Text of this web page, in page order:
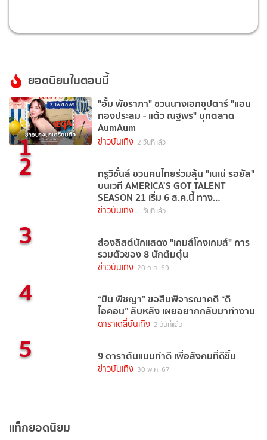
ยอดนิยมในตอนนี้
1
"อั้ม พัชราภา" ชวนนางเอกซุปตาร์ "แอน
ทองประสม - แต้ว ณฐพร" บุกตลาด
AumAum
ข่าวบันเทิง 2 วันที่แล้ว
2 ทรูวิชั่นส์ ชวนคนไทยร่วมลุ้น "เนเน่ รอยัล"
บนเวที AMERICA’S GOT TALENT
SEASON 21 เริ่ม 6 ส.ค.นี้ ทาง
TrueVisions NOW
ข่าวบันเทิง 1 วันที่แล้ว
3 ส่องลิสต์นักแสดง "เกมส์โกงเกมส์" การ
รวมตัวของ 8 นักต้มตุ๋น
ข่าวบันเทิง 20 ก.ค. 69
4 “มิน พีชญา” ขอสืบพิจารณาคดี “ดิ
ไอคอน” ลับหลัง เผยอยากกลับมาทำงาน
ดาราเดลี่บันเทิง 2 วันที่แล้ว
5 9 ดาราต้นแบบทำดี เพื่อสังคมที่ดีขึ้น
ข่าวบันเทิง 30 พ.ค. 67
แท็กยอดนิยม